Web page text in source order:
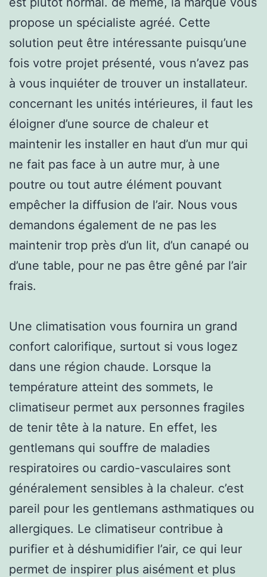
propose un spécialiste agréé. Cette
solution peut être intéressante puisqu’une
fois votre projet présenté, vous n’avez pas
à vous inquiéter de trouver un installateur.
concernant les unités intérieures, il faut les
éloigner d’une source de chaleur et
maintenir les installer en haut d’un mur qui
ne fait pas face à un autre mur, à une
poutre ou tout autre élément pouvant
empêcher la diffusion de l’air. Nous vous
demandons également de ne pas les
maintenir trop près d’un lit, d’un canapé ou
d’une table, pour ne pas être gêné par l’air
frais.
Une climatisation vous fournira un grand
confort calorifique, surtout si vous logez
dans une région chaude. Lorsque la
température atteint des sommets, le
climatiseur permet aux personnes fragiles
de tenir tête à la nature. En effet, les
gentlemans qui souffre de maladies
respiratoires ou cardio-vasculaires sont
généralement sensibles à la chaleur. c’est
pareil pour les gentlemans asthmatiques ou
allergiques. Le climatiseur contribue à
purifier et à déshumidifier l’air, ce qui leur
permet de inspirer plus aisément et plus